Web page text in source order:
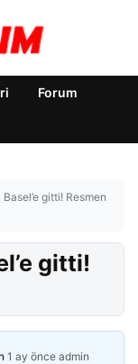
Forum
gitti! Resmen
gitti!
1 ay önce admin